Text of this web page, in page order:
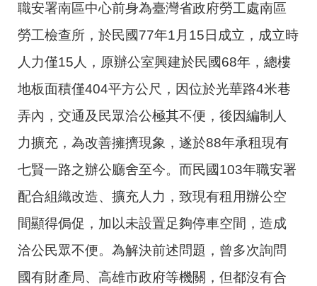
職安署南區中心前身為臺灣省政府勞工處南區
勞工檢查所，於民國77年1 月 15 日成立，成立時
人力僅15 人，原辦公室興建於民國68年，總樓
地板面積僅404平方公尺，因位於光華路4米巷
弄內，交通及民眾洽公極其不便，後因編制人
力擴充，為改善擁擠現象，遂於88年承租現有
七賢一路之辦公廳舍至今。而民國103年職安署
配合組織改造、擴充人力，致現有租用辦公空
間顯得侷促，加以未設置足夠停車空間，造成
洽公民眾不便。為解決前述問題，曾多次詢問
國有財產局、高雄市政府等機關，但都沒有合